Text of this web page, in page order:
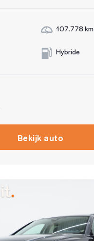
107.778 km
Hybride
Bekijk auto